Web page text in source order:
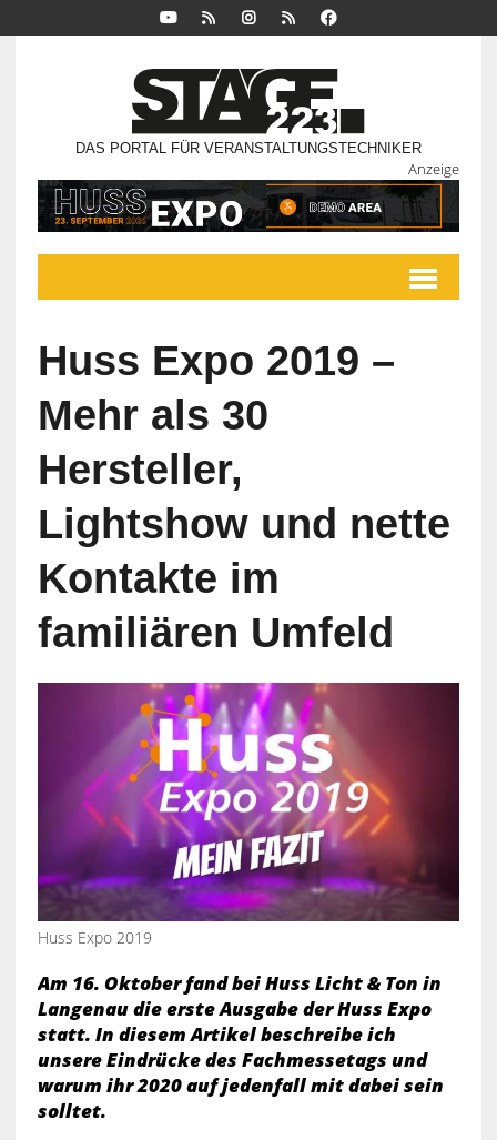
DAS PORTAL FÜR VERANSTALTUNGSTECHNIKER
Anzeige
Huss Expo 2019 –
Mehr als 30
Hersteller,
Lightshow und nette
Kontakte im
familiären Umfeld
Huss Expo 2019
Am 16. Oktober fand bei Huss Licht & Ton in
Langenau die erste Ausgabe der Huss Expo
statt. In diesem Artikel beschreibe ich
unsere Eindrücke des Fachmessetags und
warum ihr 2020 auf jedenfall mit dabei sein
solltet.